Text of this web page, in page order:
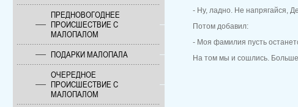
ПРЕДНОВОГОДНЕЕ
ПРОИСШЕСТВИЕ С
МАЛОПАЛОМ
ПОДАРКИ МАЛОПАЛА
ОЧЕРЕДНОЕ
ПРОИСШЕСТВИЕ С
МАЛОПАЛОМ
- Ну, ладно. Не напрягайся,
Потом добавил:
- Моя фамилия пусть
На том мы и сошлись.